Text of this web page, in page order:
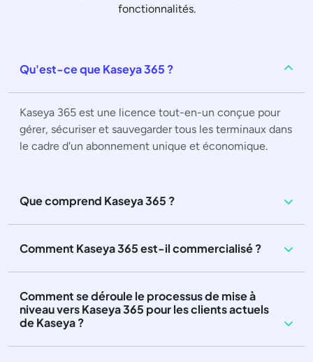
fonctionnalités.
Qu'est-ce que Kaseya 365 ?
Kaseya 365 est une licence tout-en-un conçue pour
gérer, sécuriser et sauvegarder tous les terminaux dans
le cadre d'un abonnement unique et économique.
Que comprend Kaseya 365 ?
Comment Kaseya 365 est-il commercialisé ?
Comment se déroule le processus de mise à
niveau vers Kaseya 365 pour les clients actuels
de Kaseya ?